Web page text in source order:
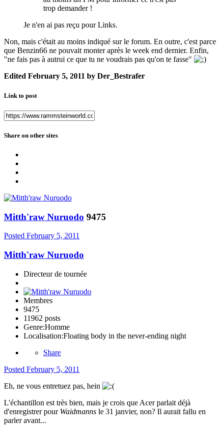
trop demander !
Je n'en ai pas reçu pour Links.
Non, mais c'était au moins indiqué sur le forum. En outre, c'est parce
que Benzin66 ne pouvait monter après le week end dernier. Enfin,
"ne fais pas à autrui ce que tu ne voudrais pas qu'on te fasse"
Edited February 5, 2011 by Der_Bestrafer
Link to post
Share on other sites
Mitth'raw Nuruodo 9475
Posted February 5, 2011
Mitth'raw Nuruodo
Directeur de tournée
Membres
9475
11962 posts
Genre:Homme
Localisation:Floating body in the never-ending night
Share
Posted February 5, 2011
Eh, ne vous entretuez pas, hein
L'échantillon est très bien, mais je crois que Acer parlait déjà
d'enregistrer pour Waidmanns le 31 janvier, non? Il aurait fallu en
parler avant...